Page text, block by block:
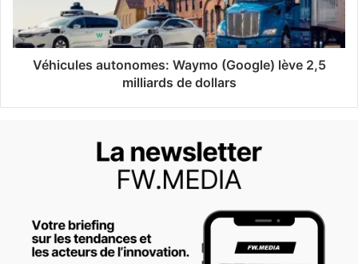
Véhicules autonomes: Waymo (Google) lève 2,5
milliards de dollars